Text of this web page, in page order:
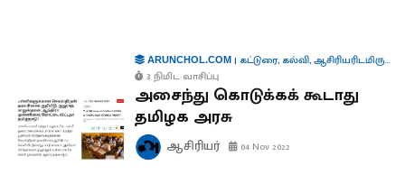
ARUNCHOL.COM| கட்டுரை, கல்வி,ஆசிரியரிடமிருந்து...
3 நிமிட வாசிப்பு
அசைந்து கொடுக்கக் கூடாது
தமிழக அரசு
ஆசிரியர் 04 Nov 2022